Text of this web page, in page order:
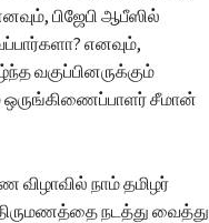
பிஜேபி ஆபீஸில்
எனவும்,
வகுப்பினருக்கும்
ஒருங்கிணைப்பாளர் சீமான்
விழாவில் நாம் தமிழர்
நடத்து வைத்து